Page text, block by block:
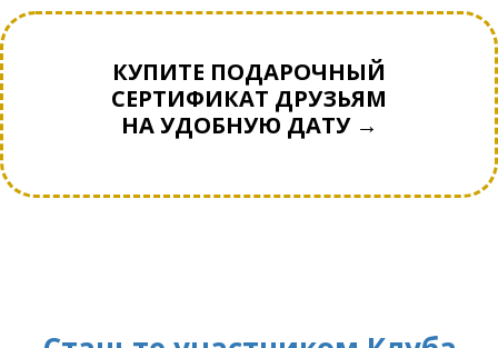
КУПИТЕ ПОДАРОЧНЫЙ
СЕРТИФИКАТ ДРУЗЬЯМ
НА УДОБНУЮ ДАТУ →